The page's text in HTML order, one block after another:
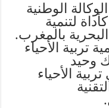
الوكالة الوطنية
لتنمية
بالمغرب.
تربية الأحياء
وحيد
الأحياء